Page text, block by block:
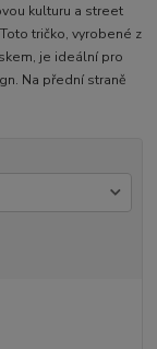
kulturu a street
tričko, vyrobené z
je ideální pro
Na přední straně